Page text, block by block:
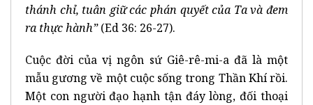
thánh chỉ, tuân giữ các phán quyết của Ta và đem
ra thực hành” (Ed 36: 26-27).
Cuộc đời của vị ngôn sứ Giê-rê-mi-a đã là một
mẫu gương về một cuộc sống trong Thần Khí rồi.
Một con người đạo hạnh tận đáy lòng, đối thoại